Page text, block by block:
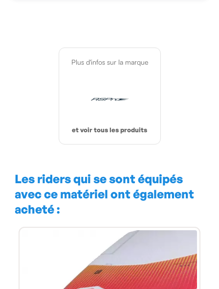
Plus d'infos sur la marque
et voir tous les produits
Les riders qui se sont équipés
avec ce matériel ont également
acheté :